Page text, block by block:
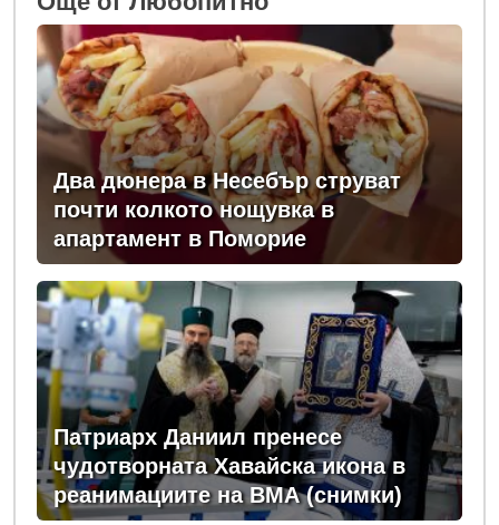
Два дюнера в Несебър струват
почти колкото нощувка в
апартамент в Поморие
Патриарх Даниил пренесе
чудотворната Хавайска икона в
реанимациите на ВМА (снимки)